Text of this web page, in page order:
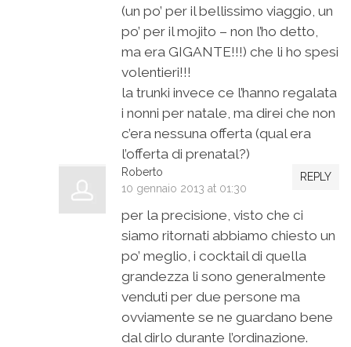
(un po’ per il bellissimo viaggio, un
po’ per il mojito – non l’ho detto,
ma era GIGANTE!!!) che li ho spesi
volentieri!!!
la trunki invece ce l’hanno regalata
i nonni per natale, ma direi che non
c’era nessuna offerta (qual era
l’offerta di prenatal?)
REPLY
Roberto
10 gennaio 2013 at 01:30
per la precisione, visto che ci
siamo ritornati abbiamo chiesto un
po’ meglio, i cocktail di quella
grandezza li sono generalmente
venduti per due persone ma
ovviamente se ne guardano bene
dal dirlo durante l’ordinazione.